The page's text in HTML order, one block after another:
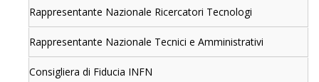
Rappresentante Nazionale Ricercatori Tecnologi
Rappresentante Nazionale Tecnici e Amministrativi
Consigliera di Fiducia INFN